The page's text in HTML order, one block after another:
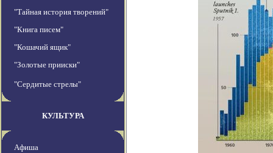
"Тайная история творений"
"Книга писем"
"Кошачий ящик"
"Золотые прииски"
"Сердитые стрелы"
КУЛЬТУРА
Афиша